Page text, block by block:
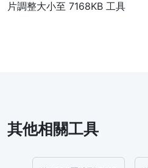
片調整大小至 7168KB 工具
其他相關工具